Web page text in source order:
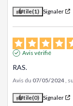
Utile(1) Signaler
Avis vérifié
RAS.
Avis du 07/05/2024 ,
Utile(0) Signaler